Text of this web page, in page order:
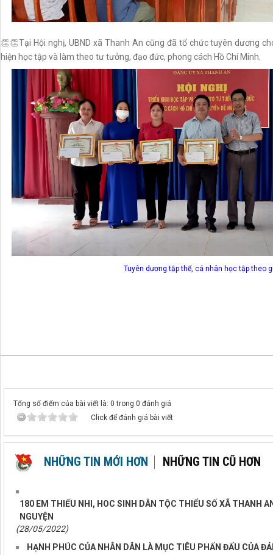
👏👏Tại Hội nghị, UBND xã Thanh An cũng đã tổ chức tuyên dương
hiện học tập và làm theo tư tưởng, đạo đức, phong cách Hồ Chí Minh.
Tuyên dương tập thể, cá nhân học tập theo
Tổng số điểm của bài viết là: 0 trong 0 đánh giá
Click để đánh giá bài viết
NHỮNG TIN MỚI HƠN NHỮNG TIN CŨ HƠN
180 EM THIẾU NHI, HOC SINH DÂN TỘC THIỂU SỐ XÃ THANH
NGUYỆN
(28/05/2022)
HẠNH PHÚC CỦA NHÂN DÂN LÀ MỤC TIÊU PHẤN ĐẤU CỦA